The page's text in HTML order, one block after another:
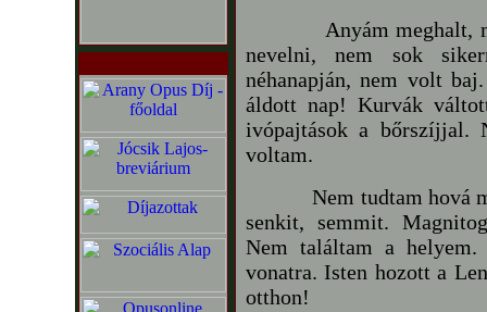
Anyám meghalt,
nevelni, nem sok
néhanapján, nem volt
áldott nap! Kurvák
ivópajtások a bőrszíjjal.
voltam.
Nem tudtam hová
senkit, semmit.
Nem találtam a helyem.
vonatra. Isten hozott a
otthon!